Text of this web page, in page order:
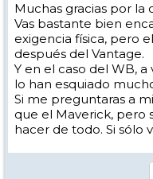
Muchas gracias por la
Vas bastante bien
exigencia física, pero
después del Vantage.
Y en el caso del WB, a
lo han esquiado
Si me preguntaras a
que el Maverick, pero
hacer de todo. Si sólo